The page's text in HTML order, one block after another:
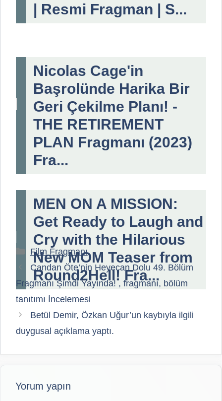
| Resmi Fragman | S...
Nicolas Cage'in
Başrolünde Harika Bir
Geri Çekilme Planı! -
THE RETIREMENT
PLAN Fragmanı (2023)
Fra...
MEN ON A MISSION:
Get Ready to Laugh and
Cry with the Hilarious
New MOM Teaser from
Round2Hell! Fra...
Kategoriler
Film Fragmanı
Candan Öte’nin Heyecan Dolu 49. Bölüm
Fragmanı Şimdi Yayında! , fragmanı, bölüm
tanıtımı İncelemesi
Betül Demir, Özkan Uğur’un kaybıyla ilgili
duygusal açıklama yaptı.
Yorum yapın